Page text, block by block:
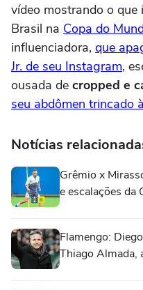
vídeo mostrando o
Brasil na Copa do
influenciadora, que
Jr. de seu Instagram,
ousada de cropped e
seu abdômen trincado
Notícias
Grêmio x
e escalações da
Flamengo:
Thiago Almada,